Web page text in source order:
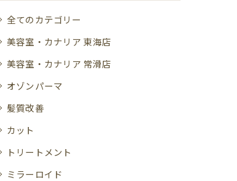
全てのカテゴリー
美容室・カナリア 東海店
美容室・カナリア 常滑店
オゾンパーマ
髪質改善
カット
トリートメント
ミラーロイド